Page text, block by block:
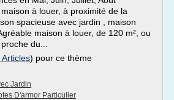
à louer, à proximité de la
spacieuse avec jardin , maison
maison à louer, de 120 m², ou
du...
Articles) pour ce thème
Jardin
D'armor Particulier